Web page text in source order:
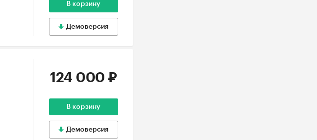
В корзину
Демоверсия
124 000 ₽
В корзину
Демоверсия